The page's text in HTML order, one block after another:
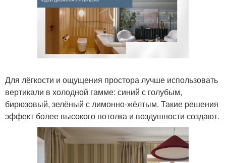
Для лёгкости и ощущения простора лучше использовать
вертикали в холодной гамме: синий с голубым,
бирюзовый, зелёный с лимонно-жёлтым. Такие решения
эффект более высокого потолка и воздушности создают.